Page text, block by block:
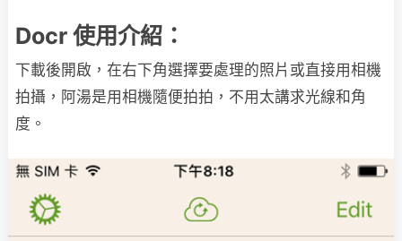
Docr 使用介紹：
下載後開啟，在右下角選擇要處理的照片或直接用相機
拍攝，阿湯是用相機隨便拍拍，不用太講求光線和角
度。